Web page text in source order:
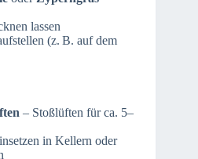
lassen
(z. B. auf dem
– Stoßlüften für ca. 5–
in Kellern oder